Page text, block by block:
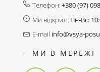
Телефон:+380 (97)
Ми відкриті: Пн-Вс:
E-mail info@vsya-
МИ В МЕРЕЖІ